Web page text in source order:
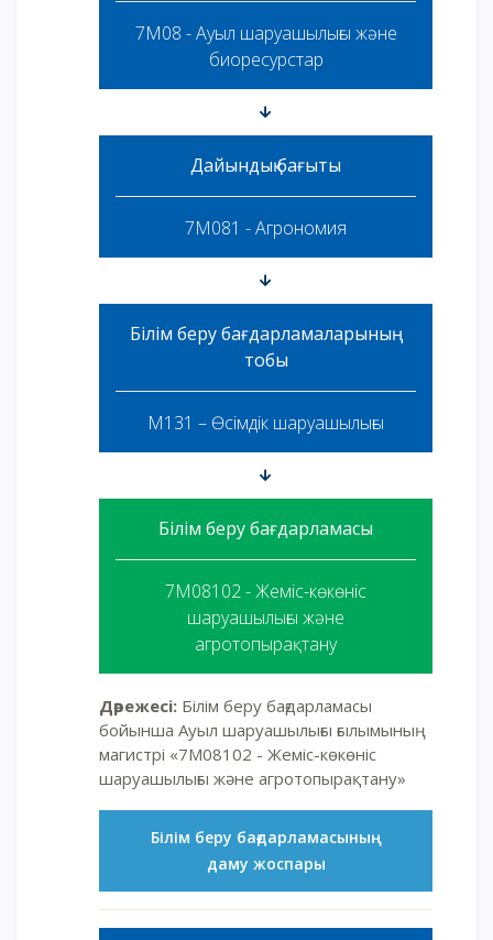
7M08 - Ауыл шаруашылығы және
биоресурстар
Дайындық бағыты
7M081 - Агрономия
Білім беру бағдарламаларының
тобы
M131 – Өсімдік шаруашылығы
Білім беру бағдарламасы
7M08102 - Жеміс-көкөніс
шаруашылығы және
агротопырақтану
Дәрежесі: Білім беру бағдарламасы
бойынша Ауыл шаруашылығы ғылымының
магистрі «7M08102 - Жеміс-көкөніс
шаруашылығы және агротопырақтану»
Білім беру бағдарламасының
даму жоспары